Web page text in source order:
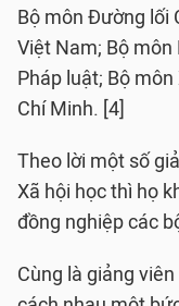
Bộ môn Đường lối
Việt Nam; Bộ
Pháp luật; Bộ
Chí Minh. [4]
Theo lời một số
Xã hội học thì họ
đồng nghiệp các
Cùng là giảng